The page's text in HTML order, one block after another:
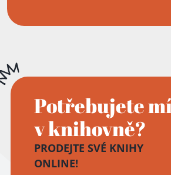
Potřebujete
v knihovně?
PRODEJTE SVÉ KNIHY
ONLINE!